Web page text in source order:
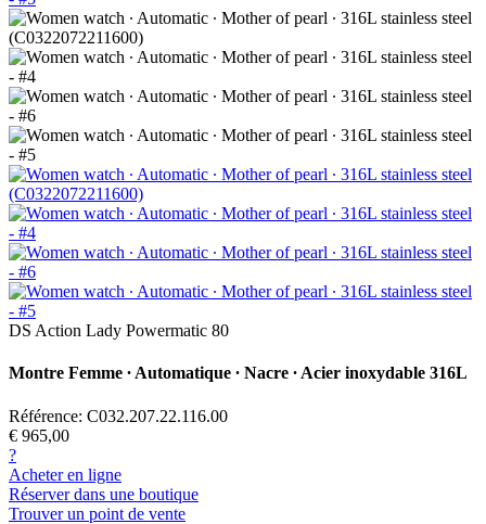
DS Action Lady Powermatic 80
Montre Femme ∙ Automatique ∙ Nacre ∙ Acier inoxydable 316L
Référence: C032.207.22.116.00
€ 965,00
?
Acheter en ligne
Réserver dans une boutique
Trouver un point de vente